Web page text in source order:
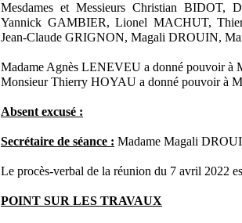
Mesdames et Messieurs Christian
Yannick GAMBIER, Lionel MACHUT,
Jean-Claude GRIGNON, Magali DROUIN,
Madame Agnès LENEVEU a donné pouvoir à
Monsieur Thierry HOYAU a donné pouvoir à
Absent excusé :
Secrétaire de séance : Madame Magali
Le procès-verbal de la réunion du 7 avril 2022
POINT SUR LES TRAVAUX